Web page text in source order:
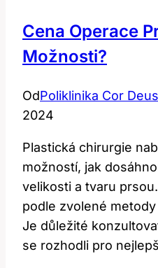
Cena Operace
Možnosti?
OdPoliklinika Cor
2024
Plastická chirurgie
možností, jak
velikosti a tvaru
podle zvolené
Je důležité
se rozhodli pro